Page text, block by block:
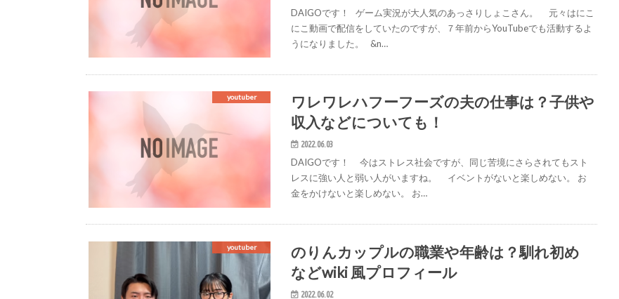
DAIGOです！ ゲーム実況が大人気のあっさりしょこさん。 元々はにこ
にこ動画で配信をしていたのですが、７年前からYouTubeでも活動するよ
うになりました。 &n…
youtuber
ワレワレハフーフーズの夫の仕事は？子供や
収入などについても！
2022.06.03
DAIGOです！ 今はストレス社会ですが、同じ苦境にさらされてもスト
レスに強い人と弱い人がいますね。 イベントがないと楽しめない。 お
金をかけないと楽しめない。 お…
youtuber
のりんカップルの職業や年齢は？馴れ初め
などwiki 風プロフィール
2022.06.02